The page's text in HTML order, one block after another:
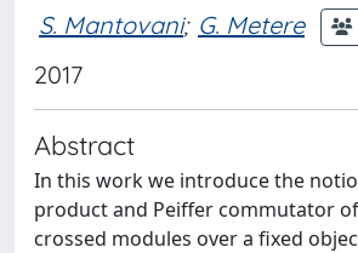
S. Mantovani; G. Metere
2017
Abstract
In this work we introduce the
product and Peiffer commutator
crossed modules over a fixed